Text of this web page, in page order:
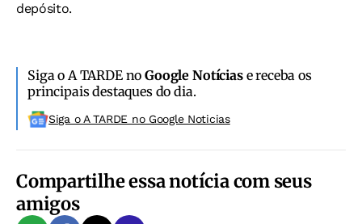
depósito.
Siga o A TARDE noGoogle Notíciase receba os
principais destaques do dia.
Siga o A TARDE no Google Noticias
Compartilhe essa notícia com seus
amigos